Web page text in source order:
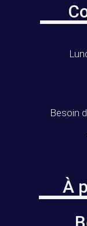
Besoin
À